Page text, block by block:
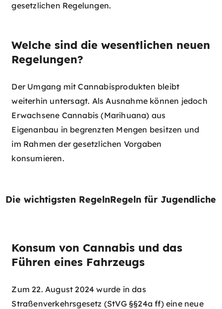
gesetzlichen Regelungen.
Welche sind die wesentlichen neuen
Regelungen?
Der Umgang mit Cannabisprodukten bleibt
weiterhin untersagt. Als Ausnahme können jedoch
Erwachsene Cannabis (Marihuana) aus
Eigenanbau in begrenzten Mengen besitzen und
im Rahmen der gesetzlichen Vorgaben
konsumieren.
Die wichtigsten RegelnRegeln für Jugendliche
Konsum von Cannabis und das
Führen eines Fahrzeugs
Zum 22. August 2024 wurde in das
Straßenverkehrsgesetz (StVG §§24a ff) eine neue